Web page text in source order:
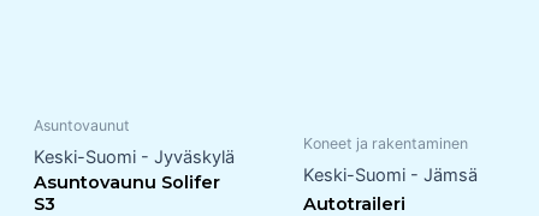
Asuntovaunut
Keski-Suomi - Jyväskylä
Asuntovaunu Solifer
S3
Koneet ja rakentaminen
Keski-Suomi - Jämsä
Autotraileri